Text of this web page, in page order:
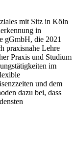
mit Sitz in Köln
in
gGmbH, die 2021
praxisnahe Lehre
Praxis und Studium
im
und dem
dazu bei, dass